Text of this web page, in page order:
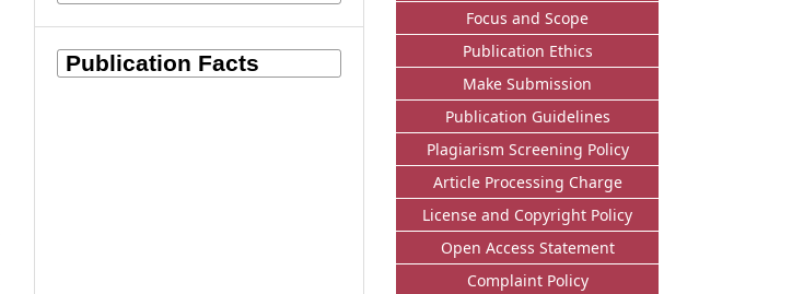
Focus and Scope
Publication Ethics
Make Submission
Publication Guidelines
Plagiarism Screening Policy
Article Processing Charge
License and Copyright Policy
Open Access Statement
Complaint Policy